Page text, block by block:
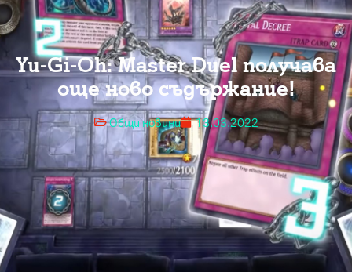
Yu-Gi-Oh: Master Duel получава
още ново съдържание!
Общи новини 13.03.2022